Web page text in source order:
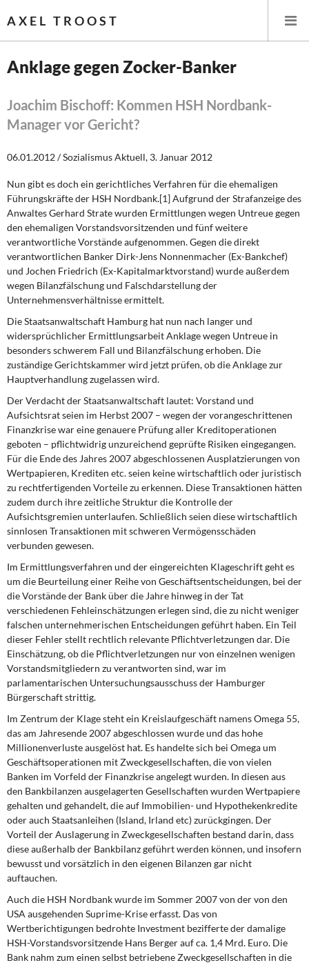
AXEL TROOST
Themen
Leitlinien linker Wirtschafts- und Finanzpolitik
Wirtschaftspolitik
Steuer- und Finanzpolitik
Öffentliche Infrastruktur und Daseinsvorsorge
Eurokrise und Griechenland
DIE LINKE
Weitere Themen
Memo-Gruppe
Institut Solidarische Moderne
Rosa-Luxemburg-Stiftung
Über mich
Kontakt
Anklage gegen Zocker-Banker
Joachim Bischoff: Kommen HSH Nordbank-
Manager vor Gericht?
06.01.2012 / Sozialismus Aktuell, 3. Januar 2012
Nun gibt es doch ein gerichtliches Verfahren für die ehemaligen
Führungskräfte der HSH Nordbank.[1] Aufgrund der Strafanzeige des
Anwaltes Gerhard Strate wurden Ermittlungen wegen Untreue gegen
den ehemaligen Vorstandsvorsitzenden und fünf weitere
verantwortliche Vorstände aufgenommen. Gegen die direkt
verantwortlichen Banker Dirk-Jens Nonnenmacher (Ex-Bankchef)
und Jochen Friedrich (Ex-Kapitalmarktvorstand) wurde außerdem
wegen Bilanzfälschung und Falschdarstellung der
Unternehmensverhältnisse ermittelt.
Die Staatsanwaltschaft Hamburg hat nun nach langer und
widersprüchlicher Ermittlungsarbeit Anklage wegen Untreue in
besonders schwerem Fall und Bilanzfälschung erhoben. Die
zuständige Gerichtskammer wird jetzt prüfen, ob die Anklage zur
Hauptverhandlung zugelassen wird.
Der Verdacht der Staatsanwaltschaft lautet: Vorstand und
Aufsichtsrat seien im Herbst 2007 – wegen der vorangeschrittenen
Finanzkrise war eine genauere Prüfung aller Kreditoperationen
geboten – pflichtwidrig unzureichend geprüfte Risiken eingegangen.
Für die Ende des Jahres 2007 abgeschlossenen Ausplatzierungen von
Wertpapieren, Krediten etc. seien keine wirtschaftlich oder juristisch
zu rechtfertigenden Vorteile zu erkennen. Diese Transaktionen hätten
zudem durch ihre zeitliche Struktur die Kontrolle der
Aufsichtsgremien unterlaufen. Schließlich seien diese wirtschaftlich
sinnlosen Transaktionen mit schweren Vermögensschäden
verbunden gewesen.
Im Ermittlungsverfahren und der eingereichten Klageschrift geht es
um die Beurteilung einer Reihe von Geschäftsentscheidungen, bei der
die Vorstände der Bank über die Jahre hinweg in der Tat
verschiedenen Fehleinschätzungen erlegen sind, die zu nicht weniger
falschen unternehmerischen Entscheidungen geführt haben. Ein Teil
dieser Fehler stellt rechtlich relevante Pflichtverletzungen dar. Die
Einschätzung, ob die Pflichtverletzungen nur von einzelnen wenigen
Vorstandsmitgliedern zu verantworten sind, war im
parlamentarischen Untersuchungsausschuss der Hamburger
Bürgerschaft strittig.
Im Zentrum der Klage stehtein Kreislaufgeschäft namens Omega 55,
das am Jahresende 2007 abgeschlossen wurde und das hohe
Millionenverluste ausgelöst hat. Es handelte sich bei Omega um
Geschäftsoperationen mit Zweckgesellschaften, die von vielen
Banken im Vorfeld der Finanzkrise angelegt wurden. In diesen aus
den Bankbilanzen ausgelagerten Gesellschaften wurden Wertpapiere
gehalten und gehandelt, die auf Immobilien- und Hypothekenkredite
oder auch Staatsanleihen (Island, Irland etc) zurückgingen. Der
Vorteil der Auslagerung in Zweckgesellschaften bestand darin, dass
diese außerhalb der Bankbilanz geführt werden können, und insofern
bewusst und vorsätzlich in den eigenen Bilanzen gar nicht
auftauchen.
Auch die HSH Nordbank wurde im Sommer 2007 von der von den
USA ausgehenden Suprime-Krise erfasst. Das von
Wertberichtigungen bedrohte Investment bezifferte der damalige
HSH-Vorstandsvorsitzende Hans Berger auf ca. 1,4 Mrd. Euro. Die
Bank nahm zum einen selbst betriebene Zweckgesellschaften in die